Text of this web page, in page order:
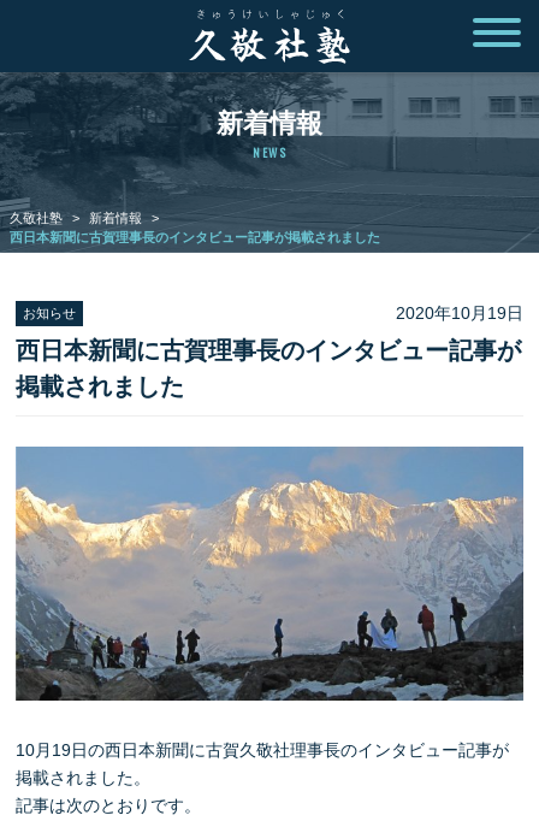
新着情報
NEWS
久敬社塾 > 新着情報
>
西日本新聞に古賀理事長のインタビュー記事が掲載されました
お知らせ 2020年10月19日
西日本新聞に古賀理事長のインタビュー記事が
掲載されました
10月19日の西日本新聞に古賀久敬社理事長のインタビュー記事が
掲載されました。
記事は次のとおりです。